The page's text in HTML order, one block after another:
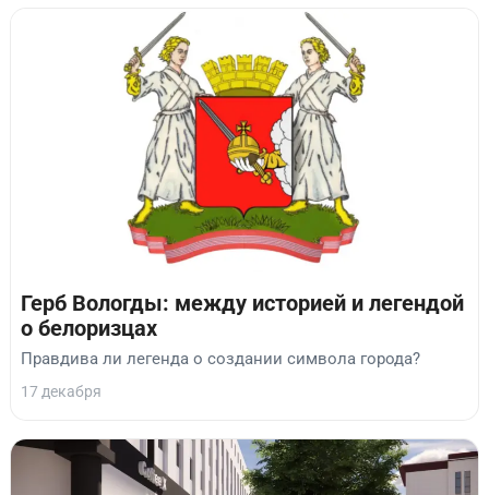
Герб Вологды: между историей и легендой
о белоризцах
Правдива ли легенда о создании символа города?
17 декабря